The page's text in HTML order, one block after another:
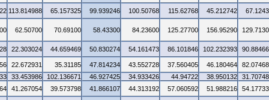
113.814988 65.157325 99.939246 100.50768 115.62768 45.212742
62.50700 70.69100 58.43300 84.23600 125.27700 156.95290
22.303024 44.659469 50.830274 54.161473 86.101846 102.232393
22.672931 35.31185 47.814234 43.552728 37.560405 46.180464
33.453986 102.136671 46.927425 34.933426 44.94722 38.950132
41.267054 39.573798 41.866107 44.313192 57.060592 51.988216